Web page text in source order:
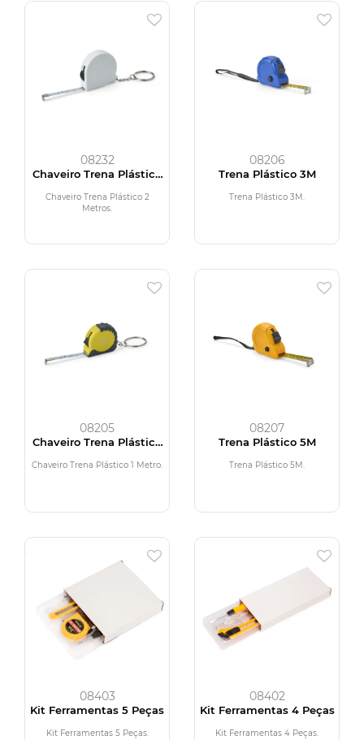
08232
Chaveiro Trena Plástico
Chaveiro Trena Plástico 2
Metros.
08206
Trena Plástico 3M
Trena Plástico 3M.
08205
Chaveiro Trena Plástico
Chaveiro Trena Plástico 1 Metro.
08207
Trena Plástico 5M
Trena Plástico 5M.
08403
Kit Ferramentas 5 Peças
Kit Ferramentas 5 Peças.
08402
Kit Ferramentas 4 Peças
Kit Ferramentas 4 Peças.